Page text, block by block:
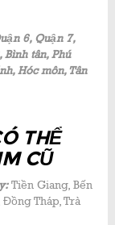
6, Quận 7,
tân, Phú
Hóc môn, Tân
THỂ
CŨ
Tiền Giang, Bến
Tháp, Trà